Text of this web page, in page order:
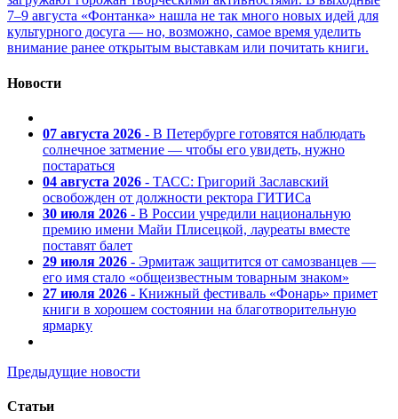
7–9 августа «Фонтанка» нашла не так много новых идей для
культурного досуга — но, возможно, самое время уделить
внимание ранее открытым выставкам или почитать книги.
Новости
07 августа 2026 - В Петербурге готовятся наблюдать
солнечное затмение — чтобы его увидеть, нужно
постараться
04 августа 2026 - ТАСС: Григорий Заславский
освобожден от должности ректора ГИТИСа
30 июля 2026 - В России учредили национальную
премию имени Майи Плисецкой, лауреаты вместе
поставят балет
29 июля 2026 - Эрмитаж защитится от самозванцев —
его имя стало «общеизвестным товарным знаком»
27 июля 2026 - Книжный фестиваль «Фонарь» примет
книги в хорошем состоянии на благотворительную
ярмарку
Предыдущие новости
Статьи